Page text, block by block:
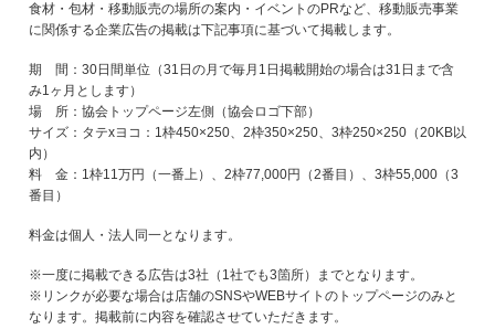
食材・包材・移動販売の場所の案内・イベントのPRなど、移動販売事業
に関係する企業広告の掲載は下記事項に基づいて掲載します。
期 間：30日間単位（31日の月で毎月1日掲載開始の場合は31日まで含
み1ヶ月とします）
場 所：協会トップページ左側（協会ロゴ下部）
サイズ：タテxヨコ：1枠450×250、2枠350×250、3枠250×250（20KB以
内）
料 金：1枠11万円（一番上）、2枠77,000円（2番目）、3枠55,000（3
番目）
料金は個人・法人同一となります。
※一度に掲載できる広告は3社（1社でも3箇所）までとなります。
※リンクが必要な場合は店舗のSNSやWEBサイトのトップページのみと
なります。掲載前に内容を確認させていただきます。